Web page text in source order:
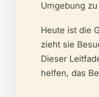
Umgebung
Heute ist die
zieht sie
Dieser
helfen, das